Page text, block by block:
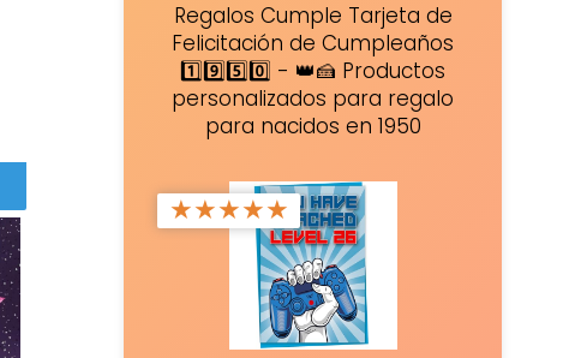
Regalos Cumple Tarjeta de
Felicitación de Cumpleaños
1️⃣9️⃣5️⃣0️⃣ - 👑🍰 Productos
personalizados para regalo
para nacidos en 1950
★★★★★